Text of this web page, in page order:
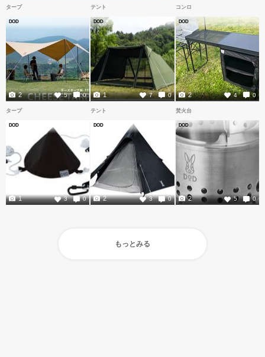
タープ
DOD
5 0
2
テント
DOD
7 0
1
コンロ
DOD
4 0
2
タープ
DOD
3 0
1
テント
DOD
3 0
2
焚火台
DOD
5 0
2
もっとみる